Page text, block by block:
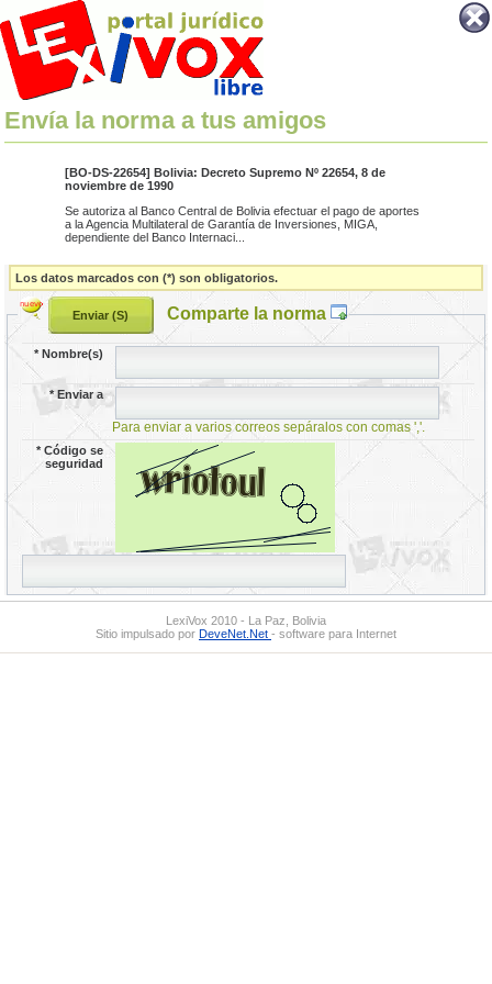
Envía la norma a tus amigos
[BO-DS-22654] Bolivia: Decreto Supremo Nº 22654, 8 de
noviembre de 1990
Se autoriza al Banco Central de Bolivia efectuar el pago de aportes
a la Agencia Multilateral de Garantía de Inversiones, MIGA,
dependiente del Banco Internaci...
Los datos marcados con (*) son obligatorios.
Comparte la norma
*Nombre(s)
*Enviar a
Para enviar a varios correos sepáralos con comas ','.
*Código se
seguridad
LexiVox 2010 - La Paz, Bolivia
Sitio impulsado por DeveNet.Net - software para Internet